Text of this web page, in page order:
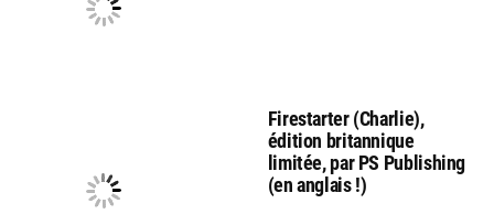
Firestarter (Charlie),
édition britannique
limitée, par PS Publishing
(en anglais !)